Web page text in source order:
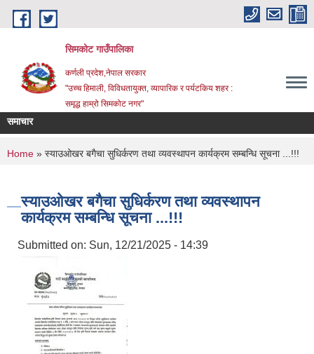
Skip to main content
सिमकोट गाउँपालिका
कर्णली प्रदेश,नेपाल सरकार
"उच्च हिमाली, विविधतायुक्त, व्यापारिक र पर्यटकिय शहर :
समृद्ध हाम्रो सिमकोट नगर"
समाचार
सूचना
You are here
Home » स्याउओखर बगैचा सुधिर्करण तथा व्यवस्थापन कार्यक्रम सम्बन्धि सूचना ...!!!
स्याउओखर बगैचा सुधिर्करण तथा व्यवस्थापन
कार्यक्रम सम्बन्धि सूचना ...!!!
Submitted on: Sun, 12/21/2025 - 14:39